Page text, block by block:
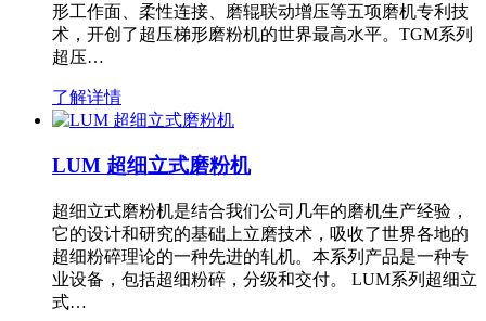
形工作面、柔性连接、磨辊联动增压等五项磨机专利技
术，开创了超压梯形磨粉机的世界最高水平。TGM系列
超压…
了解详情
LUM 超细立式磨粉机
超细立式磨粉机是结合我们公司几年的磨机生产经验，
它的设计和研究的基础上立磨技术，吸收了世界各地的
超细粉碎理论的一种先进的轧机。本系列产品是一种专
业设备，包括超细粉碎，分级和交付。 LUM系列超细立
式…